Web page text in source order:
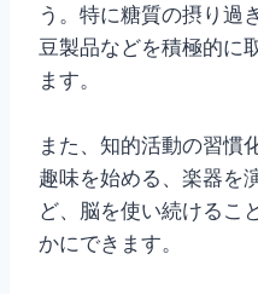
う。特に糖質の摂り過
豆製品などを積極的に
ます。
また、知的活動の習慣
趣味を始める、楽器を
ど、脳を使い続けるこ
かにできます。